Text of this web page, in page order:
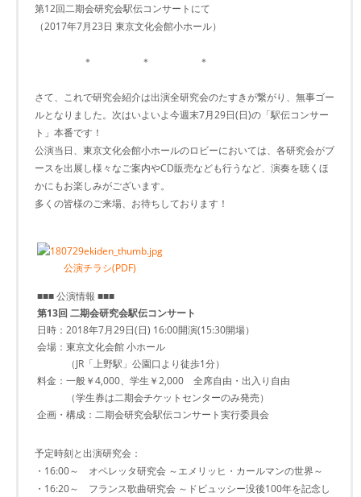
第12回二期会研究会駅伝コンサートにて
（2017年7月23日 東京文化会館小ホール）
＊ ＊ ＊
さて、これで研究会紹介は出演全研究会のたすきが繋がり、無事ゴー
ルとなりました。次はいよいよ今週末7月29日(日)の「駅伝コンサー
ト」本番です！
公演当日、東京文化会館小ホールのロビーにおいては、各研究会がブ
ースを出展し様々なご案内やCD販売なども行うなど、演奏を聴くほ
かにもお楽しみがございます。
多くの皆様のご来場、お待ちしております！
公演チラシ(PDF)
■■■ 公演情報 ■■■
第13回 二期会研究会駅伝コンサート
日時：2018年7月29日(日) 16:00開演(15:30開場）
会場：東京文化会館 小ホール
（JR「上野駅」公園口より徒歩1分）
料金：一般￥4,000、学生￥2,000 全席自由・出入り自由
（学生券は二期会チケットセンターのみ発売）
企画・構成：二期会研究会駅伝コンサート実行委員会
予定時刻と出演研究会：
・16:00～ オペレッタ研究会 ～エメリッヒ・カールマンの世界～
・16:20～ フランス歌曲研究会 ～ドビュッシー没後100年を記念し